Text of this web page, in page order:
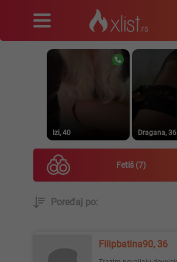
Izi, 40 Dragana, 36
Fetiš 7
Poređaj po:
Filipbatina90, 36